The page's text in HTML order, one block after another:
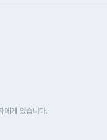
에게 있습니다.